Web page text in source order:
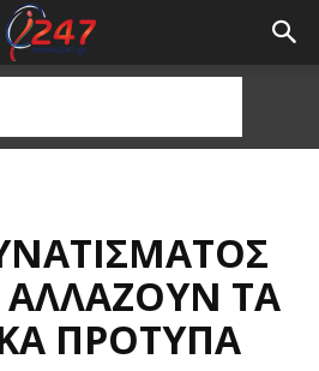
ΤΑ
ΠΡΌΤΥΠΑ